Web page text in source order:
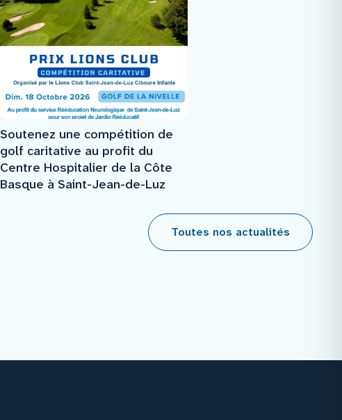
Soutenez une compétition de
golf caritative au profit du
Centre Hospitalier de la Côte
Basque à Saint-Jean-de-Luz
Toutes nos actualités